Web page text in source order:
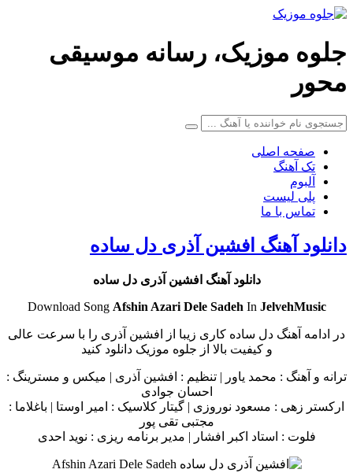
جلوه موزیک، رسانه موسیقی
محور
صفحه اصلی
تک آهنگ
آلبوم
پلی لیست
تماس با ما
دانلود آهنگ افشین آذری دل ساده
دانلود آهنگ افشین آذری دل ساده
Download Song Afshin Azari Dele Sadeh In JelvehMusic
در ادامه آهنگ دل ساده کاری زیبا از افشین آذری را با سرعت عالی
و کیفیت بالا از جلوه موزیک دانلود کنید
ترانه و آهنگ : محمد یاور | تنظیم : افشین آذری | میکس و مسترینگ :
احسان جوادی
ارکستر زهی : مسعود نوروزی | گیتار کلاسیک : امیر اوستا | باغلاما :
مجتبی تقی پور
فلوت : استاد اکبر افشار | مدیر برنامه ریزی : نوید احدی